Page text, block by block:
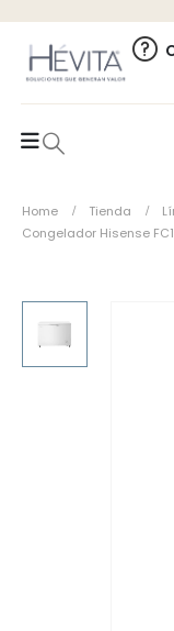
Home Tienda
Congelador Hisense